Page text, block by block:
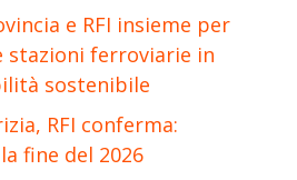
e RFI insieme per
stazioni ferroviarie in
sostenibile
RFI conferma:
fine del 2026